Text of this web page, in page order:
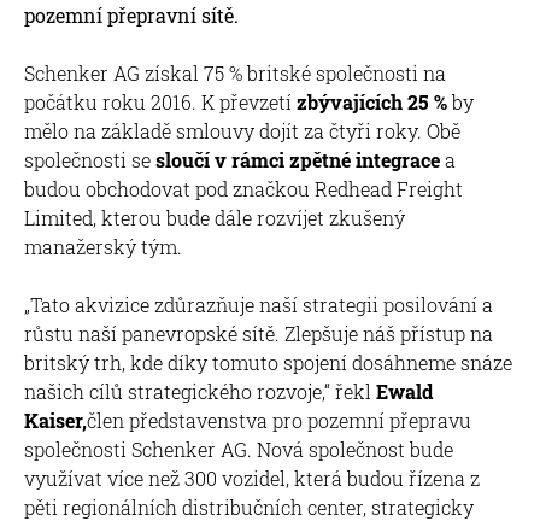
pozemní přepravní sítě.
Schenker AG získal 75 % britské společnosti na
počátku roku 2016. K převzetí zbývajících 25 %by
mělo na základě smlouvy dojít za čtyři roky. Obě
společnosti sesloučí v rámci zpětné integracea
budou obchodovat pod značkou Redhead Freight
Limited, kterou bude dále rozvíjet zkušený
manažerský tým.
„Tato akvizice zdůrazňuje naší strategii posilování a
růstu naší panevropské sítě. Zlepšuje náš přístup na
britský trh, kde díky tomuto spojení dosáhneme snáze
našich cílů strategického rozvoje,“ řekl Ewald
Kaiser,člen představenstva pro pozemní přepravu
společnosti Schenker AG. Nová společnost bude
využívat více než 300 vozidel, která budou řízena z
pěti regionálních distribučních center, strategicky